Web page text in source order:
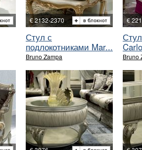
€ 2132-2370
Стул с
подлокотниками Mar...
Bruno Zampa
€
Bruno